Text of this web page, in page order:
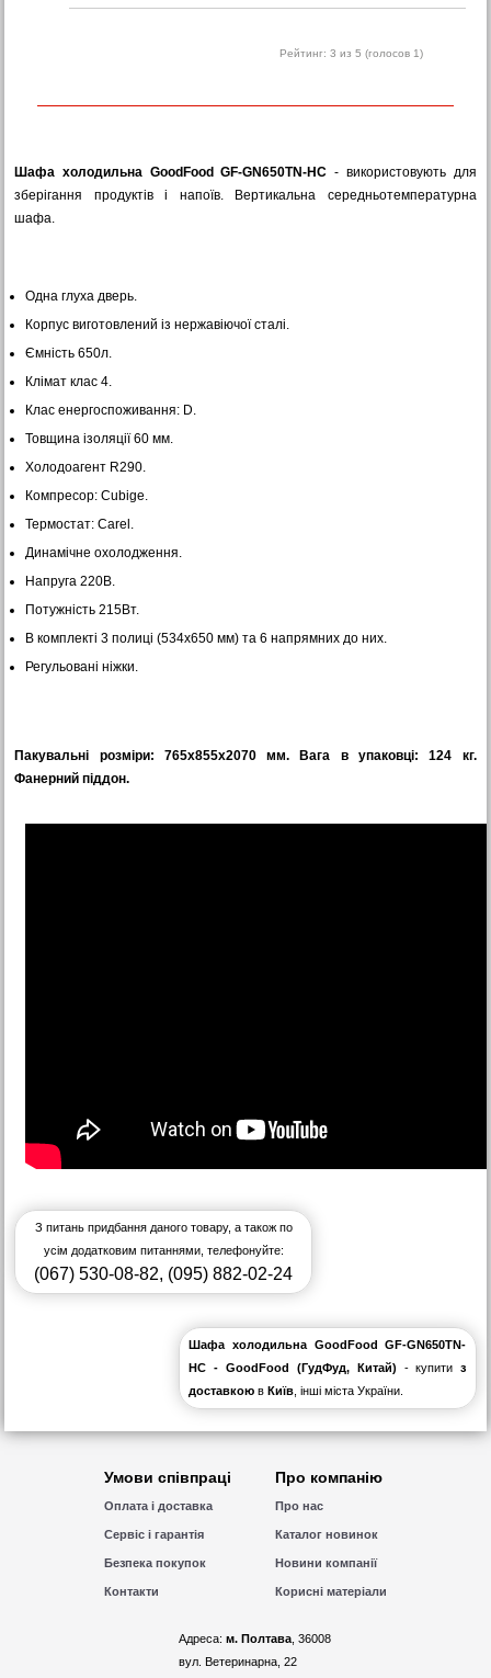
Рейтинг: 3 из 5 (голосов 1)
Шафа холодильна GoodFood GF-GN650TN-HC - використовують для
зберігання продуктів і напоїв. Вертикальна середньотемпературна
шафа.
Одна глуха дверь.
Корпус виготовлений із нержавіючої сталі.
Ємність 650л.
Клімат клас 4.
Клас енергоспоживання: D.
Товщина ізоляції 60 мм.
Холодоагент R290.
Компресор: Cubige.
Термостат: Carel.
Динамічне охолодження.
Напруга 220В.
Потужність 215Вт.
В комплекті 3 полиці (534х650 мм) та 6 напрямних до них.
Регульовані ніжки.
Пакувальні розміри: 765х855х2070 мм. Вага в упаковці: 124 кг.
Фанерний піддон.
З питань придбання даного товару, а також по
усім додатковим питаннями, телефонуйте:
(067) 530-08-82, (095) 882-02-24
Шафа холодильна GoodFood GF-GN650TN-
HC - GoodFood (ГудФуд, Китай) - купитиз
доставкою вКиїв , інші міста України.
Умови співпраці
Оплата і доставка
Сервіс і гарантія
Безпека покупок
Контакти
Про компанію
Про нас
Каталог новинок
Новини компанії
Корисні матеріали
Адреса:м. Полтава , 36008
вул. Ветеринарна, 22